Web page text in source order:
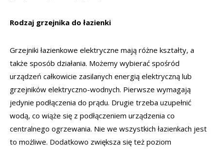
Rodzaj grzejnika do łazienki
Grzejniki łazienkowe elektryczne mają różne kształty, a
także sposób działania. Możemy wybierać spośród
urządzeń całkowicie zasilanych energią elektryczną lub
grzejników elektryczno-wodnych. Pierwsze wymagają
jedynie podłączenia do prądu. Drugie trzeba uzupełnić
wodą, co wiąże się z podłączeniem urządzenia co
centralnego ogrzewania. Nie we wszystkich łazienkach jest
to możliwe. Dodatkowo zwiększa się też poziom